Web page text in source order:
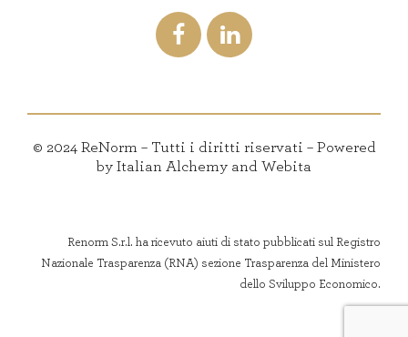
© 2024 ReNorm – Tutti i diritti riservati – Powered
by Italian Alchemy and Webita
Renorm S.r.l. ha ricevuto aiuti di stato pubblicati sul Registro
Nazionale Trasparenza (RNA) sezione Trasparenza del Ministero
dello Sviluppo Economico.